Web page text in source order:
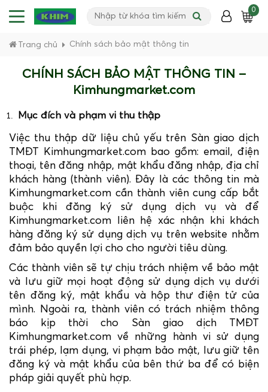
0
Trang chủ Chính sách bảo mật thông tin
CHÍNH SÁCH BẢO MẬT THÔNG TIN –
Kimhungmarket.com
Mục đích và phạm vi thu thập
Việc thu thập dữ liệu chủ yếu trên Sàn giao dịch
TMĐT Kimhungmarket.com bao gồm: email, điện
thoại, tên đăng nhập, mật khẩu đăng nhập, địa chỉ
khách hàng (thành viên). Đây là các thông tin mà
Kimhungmarket.com cần thành viên cung cấp bắt
buộc khi đăng ký sử dụng dịch vụ và để
Kimhungmarket.com liên hệ xác nhận khi khách
hàng đăng ký sử dụng dịch vụ trên website nhằm
đảm bảo quyền lợi cho cho người tiêu dùng.
Các thành viên sẽ tự chịu trách nhiệm về bảo mật
và lưu giữ mọi hoạt động sử dụng dịch vụ dưới
tên đăng ký, mật khẩu và hộp thư điện tử của
mình. Ngoài ra, thành viên có trách nhiệm thông
báo kịp thời cho Sàn giao dịch TMĐT
Kimhungmarket.com về những hành vi sử dụng
trái phép, lạm dụng, vi phạm bảo mật, lưu giữ tên
đăng ký và mật khẩu của bên thứ ba để có biện
pháp giải quyết phù hợp.